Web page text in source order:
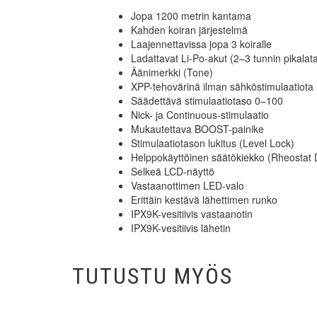
Jopa 1200 metrin kantama
Kahden koiran järjestelmä
Laajennettavissa jopa 3 koiralle
Ladattavat Li-Po-akut (2–3 tunnin
Äänimerkki (Tone)
XPP-tehovärinä ilman sähköstimulaatiota
Säädettävä stimulaatiotaso 0–100
Nick- ja Continuous-stimulaatio
Mukautettava BOOST-painike
Stimulaatiotason lukitus (Level Lock)
Helppokäyttöinen säätökiekko (Rheostat
Selkeä LCD-näyttö
Vastaanottimen LED-valo
Erittäin kestävä lähettimen runko
IPX9K-vesitiivis vastaanotin
IPX9K-vesitiivis lähetin
TUTUSTU MYÖS